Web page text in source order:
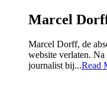
Marcel
Marcel Dorff, de
website verlaten.
journalist bij...Read